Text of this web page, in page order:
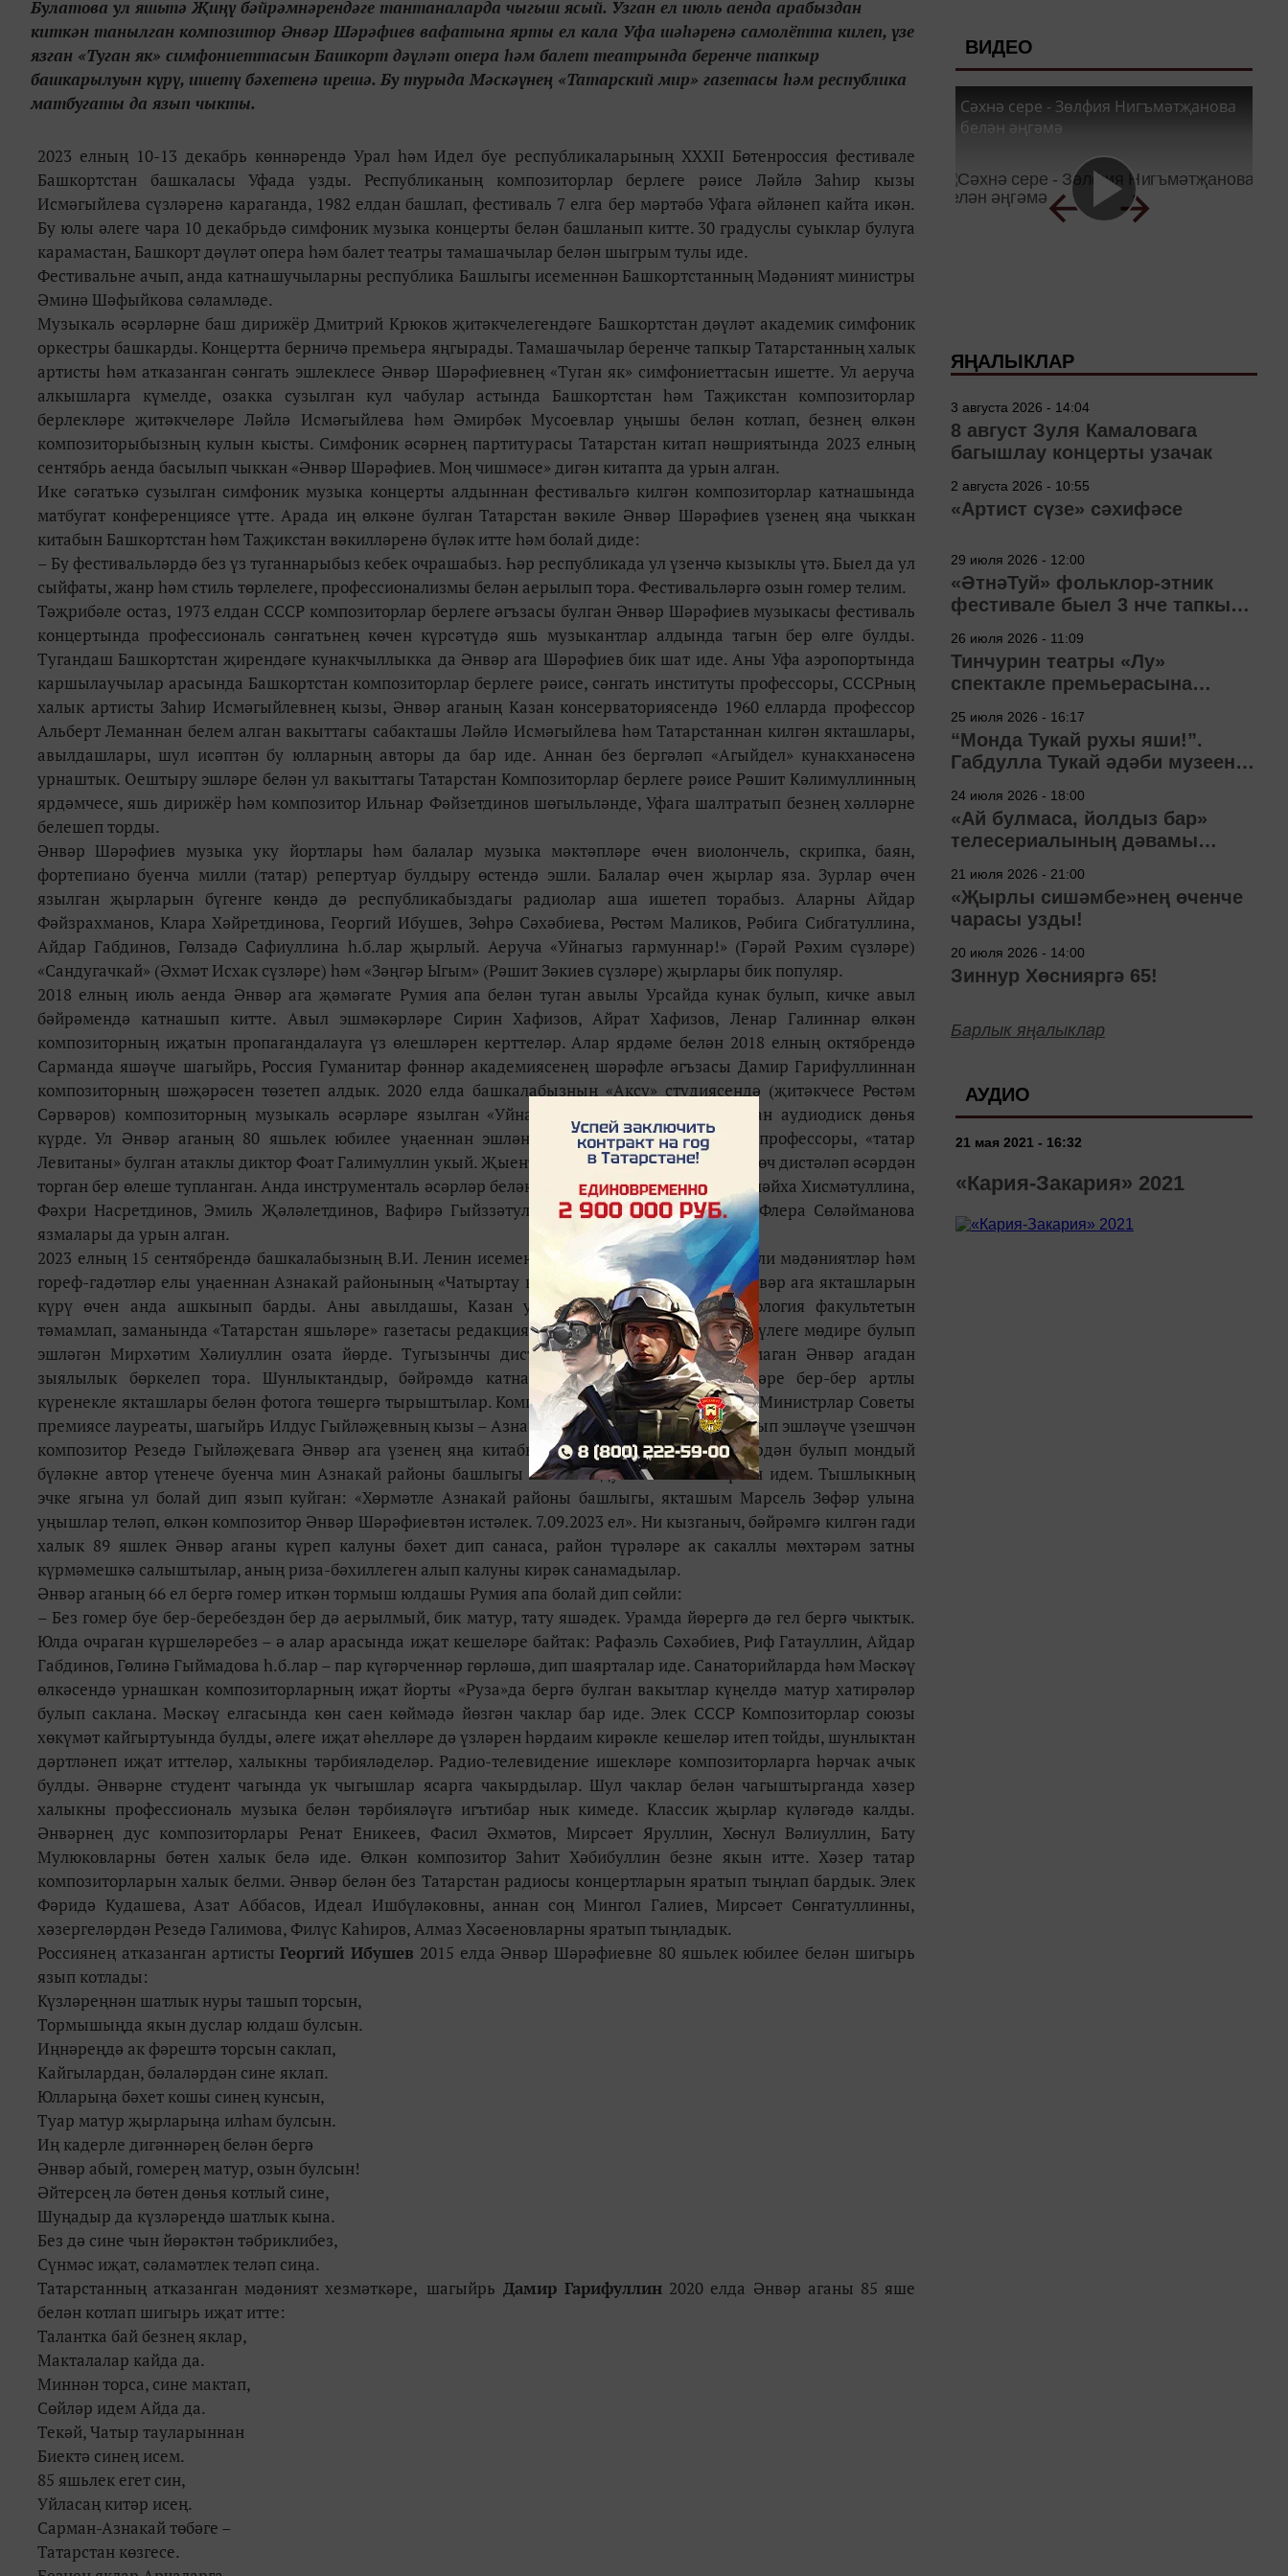
Булатова ул яшьтә Җиңү бәйрәмнәрендәге тантаналарда чыгыш ясый. Узган ел июль аенда арабыздан
киткән танылган композитор Әнвәр Шәрәфиев вафатына ярты ел кала Уфа шәһәренә самолётта килеп, үзе
язган «Туган як» симфониеттасын Башкорт дәүләт опера һәм балет театрында беренче тапкыр
башкарылуын күрү, ишетү бәхетенә ирешә. Бу турыда Мәскәүнең «Татарский мир» газетасы һәм республика
матбугаты да язып чыкты.
2023 елның 10-13 декабрь көннәрендә Урал һәм Идел буе республикаларының XXXII Бөтенроссия фестивале
Башкортстан башкаласы Уфада узды. Республиканың композиторлар берлеге рәисе Ләйлә Заһир кызы
Исмәгыйлева сүзләренә караганда, 1982 елдан башлап, фестиваль 7 елга бер мәртәбә Уфага әйләнеп кайта икән.
Бу юлы әлеге чара 10 декабрьдә симфоник музыка концерты белән башланып китте. 30 градуслы суыклар булуга
карамастан, Башкорт дәүләт опера һәм балет театры тамашачылар белән шыгрым тулы иде.
Фестивальне ачып, анда катнашучыларны республика Башлыгы исеменнән Башкортстанның Мәдәният министры
Әминә Шәфыйкова сәламләде.
Музыкаль әсәрләрне баш дирижёр Дмитрий Крюков җитәкчелегендәге Башкортстан дәүләт академик симфоник
оркестры башкарды. Концертта берничә премьера яңгырады. Тамашачылар беренче тапкыр Татарстанның халык
артисты һәм атказанган сәнгать эшлеклесе Әнвәр Шәрәфиевнең «Туган як» симфониеттасын ишетте. Ул аеруча
алкышларга күмелде, озакка сузылган кул чабулар астында Башкортстан һәм Таҗикстан композиторлар
берлекләре җитәкчеләре Ләйлә Исмәгыйлева һәм Әмирбәк Мусоевлар уңышы белән котлап, безнең өлкән
композиторыбызның кулын кысты. Симфоник әсәрнең партитурасы Татарстан китап нәшриятында 2023 елның
сентябрь аенда басылып чыккан «Әнвәр Шәрәфиев. Моң чишмәсе» дигән китапта да урын алган.
Ике сәгатькә сузылган симфоник музыка концерты алдыннан фестивальгә килгән композиторлар катнашында
матбугат конференциясе үтте. Арада иң өлкәне булган Татарстан вәкиле Әнвәр Шәрәфиев үзенең яңа чыккан
китабын Башкортстан һәм Таҗикстан вәкилләренә бүләк итте һәм болай диде:
– Бу фестивальләрдә без үз туганнарыбыз кебек очрашабыз. Һәр республикада ул үзенчә кызыклы үтә. Быел да ул
сыйфаты, жанр һәм стиль төрлелеге, профессионализмы белән аерылып тора. Фестивальләргә озын гомер телим.
Тәҗрибәле остаз, 1973 елдан СССР композиторлар берлеге әгъзасы булган Әнвәр Шәрәфиев музыкасы фестиваль
концертында профессиональ сәнгатьнең көчен күрсәтүдә яшь музыкантлар алдында тагын бер өлге булды.
Тугандаш Башкортстан җирендәге кунакчыллыкка да Әнвәр ага Шәрәфиев бик шат иде. Аны Уфа аэропортында
каршылаучылар арасында Башкортстан композиторлар берлеге рәисе, сәнгать институты профессоры, СССРның
халык артисты Заһир Исмәгыйлевнең кызы, Әнвәр аганың Казан консерваториясендә 1960 елларда профессор
Альберт Леманнан белем алган вакыттагы сабакташы Ләйлә Исмәгыйлева һәм Татарстаннан килгән якташлары,
авылдашлары, шул исәптән бу юлларның авторы да бар иде. Аннан без бергәләп «Агыйдел» кунакханәсенә
урнаштык. Оештыру эшләре белән ул вакыттагы Татарстан Композиторлар берлеге рәисе Рәшит Кәлимуллинның
ярдәмчесе, яшь дирижёр һәм композитор Ильнар Фәйзетдинов шөгыльләнде, Уфага шалтратып безнең хәлләрне
белешеп торды.
Әнвәр Шәрәфиев музыка уку йортлары һәм балалар музыка мәктәпләре өчен виолончель, скрипка, баян,
фортепиано буенча милли (татар) репертуар булдыру өстендә эшли. Балалар өчен җырлар яза. Зурлар өчен
язылган җырларын бүгенге көндә дә республикабыздагы радиолар аша ишетеп торабыз. Аларны Айдар
Фәйзрахманов, Клара Хәйретдинова, Георгий Ибушев, Зөһрә Сәхәбиева, Рөстәм Маликов, Рәбига Сибгатуллина,
Айдар Габдинов, Гөлзадә Сафиуллина һ.б.лар җырлый. Аеруча «Уйнагыз гармуннар!» (Гәрәй Рәхим сүзләре)
«Сандугачкай» (Әхмәт Исхак сүзләре) һәм «Зәңгәр Ыгым» (Рәшит Зәкиев сүзләре) җырлары бик популяр.
2018 елның июль аенда Әнвәр ага җәмәгате Румия апа белән туган авылы Урсайда кунак булып, кичке авыл
бәйрәмендә катнашып китте. Авыл эшмәкәрләре Сирин Хафизов, Айрат Хафизов, Ленар Галиннар өлкән
композиторның иҗатын пропагандалауга үз өлешләрен керттеләр. Алар ярдәме белән 2018 елның октябрендә
Сарманда яшәүче шагыйрь, Россия Гуманитар фәннәр академиясенең шәрәфле әгъзасы Дамир Гарифуллиннан
композиторның шәҗәрәсен төзетеп алдык. 2020 елда башкалабызның «Аксу» студиясендә (җитәкчесе Рөстәм
Сәрвәров) композиторның музыкаль әсәрләре язылган «Уйнагыз, гармуннар!» дип аталган аудиодиск дөнья
күрде. Ул Әнвәр аганың 80 яшьлек юбилее уңаеннан эшләнде. Анда кереш сүзне КФУ профессоры, «татар
Левитаны» булган атаклы диктор Фоат Галимуллин укый. Җыентыкта композитор иҗатының өч дистәләп әсәрдән
торган бер өлеше тупланган. Анда инструменталь әсәрләр белән бергә мәшһүр җырчылар Зөләйха Хисмәтуллина,
Фәхри Насретдинов, Эмиль Җәләлетдинов, Вафирә Гыйззәтуллина, Габдулла Рәхимкулов, Флера Сөләйманова
язмалары да урын алган.
2023 елның 15 сентябрендә башкалабызның В.И. Ленин исемендәге мәдәният сараенда милли мәдәниятләр һәм
гореф-гадәтләр елы уңаеннан Азнакай районының «Чатыртау кунак җыя» бәйрәме узды. Әнвәр ага якташларын
күрү өчен анда ашкынып барды. Аны авылдашы, Казан университетының тарих-филология факультетын
тәмамлап, заманында «Татарстан яшьләре» газетасы редакциясенең агитация-пропаганда бүлеге мөдире булып
эшләгән Мирхәтим Хәлиуллин озата йөрде. Тугызынчы дистәсен түгәрәкләргә күп калмаган Әнвәр агадан
зыялылык бөркелеп тора. Шунлыктандыр, бәйрәмдә катнашучы мәдәният хезмәткәрләре бер-бер артлы
күренекле якташлары белән фотога төшергә тырыштылар. Композиторның авылдашы, СССР Министрлар Советы
премиясе лауреаты, шагыйрь Илдус Гыйләҗевның кызы – Азнакайда музыка укытучысы булып эшләүче үзешчән
композитор Резедә Гыйләҗевага Әнвәр ага үзенең яңа китабын да бүләк итте. Беренчеләрдән булып мондый
бүләкне автор үтенече буенча мин Азнакай районы башлыгы М.З. Шәйдуллинга тапшырган идем. Тышлыкның
эчке ягына ул болай дип язып куйган: «Хөрмәтле Азнакай районы башлыгы, якташым Марсель Зөфәр улына
уңышлар теләп, өлкән композитор Әнвәр Шәрәфиевтән истәлек. 7.09.2023 ел». Ни кызганыч, бәйрәмгә килгән гади
халык 89 яшлек Әнвәр аганы күреп калуны бәхет дип санаса, район түрәләре ак сакаллы мөхтәрәм затны
күрмәмешкә салыштылар, аның риза-бәхиллеген алып калуны кирәк санамадылар.
Әнвәр аганың 66 ел бергә гомер иткән тормыш юлдашы Румия апа болай дип сөйли:
– Без гомер буе бер-беребездән бер дә аерылмый, бик матур, тату яшәдек. Урамда йөрергә дә гел бергә чыктык.
Юлда очраган күршеләребез – ә алар арасында иҗат кешеләре байтак: Рафаэль Сәхәбиев, Риф Гатауллин, Айдар
Габдинов, Гөлинә Гыймадова һ.б.лар – пар күгәрченнәр гөрләшә, дип шаярталар иде. Санаторийларда һәм Мәскәү
өлкәсендә урнашкан композиторларның иҗат йорты «Руза»да бергә булган вакытлар күңелдә матур хатирәләр
булып саклана. Мәскәү елгасында көн саен көймәдә йөзгән чаклар бар иде. Элек СССР Композиторлар союзы
хөкүмәт кайгыртуында булды, әлеге иҗат әһелләре дә үзләрен һәрдаим кирәкле кешеләр итеп тойды, шунлыктан
дәртләнеп иҗат иттеләр, халыкны тәрбияләделәр. Радио-телевидение ишекләре композиторларга һәрчак ачык
булды. Әнвәрне студент чагында ук чыгышлар ясарга чакырдылар. Шул чаклар белән чагыштырганда хәзер
халыкны профессиональ музыка белән тәрбияләүгә игътибар нык кимеде. Классик җырлар күләгәдә калды.
Әнвәрнең дус композиторлары Ренат Еникеев, Фасил Әхмәтов, Мирсәет Яруллин, Хөснул Вәлиуллин, Бату
Мулюковларны бөтен халык белә иде. Өлкән композитор Заһит Хәбибуллин безне якын итте. Хәзер татар
композиторларын халык белми. Әнвәр белән без Татарстан радиосы концертларын яратып тыңлап бардык. Элек
Фәридә Кудашева, Азат Аббасов, Идеал Ишбүләковны, аннан соң Мингол Галиев, Мирсәет Сөнгатуллинны,
хәзергеләрдән Резедә Галимова, Филүс Каһиров, Алмаз Хәсәеновларны яратып тыңладык.
Россиянең атказанган артистыГеоргий Ибушев 2015 елда Әнвәр Шәрәфиевне 80 яшьлек юбилее белән шигырь
язып котлады:
Күзләреңнән шатлык нуры ташып торсын,
Тормышыңда якын дуслар юлдаш булсын.
Иңнәреңдә ак фәрештә торсын саклап,
Кайгылардан, бәлаләрдән сине яклап.
Юлларыңа бәхет кошы синең кунсын,
Туар матур җырларыңа илһам булсын.
Иң кадерле дигәннәрең белән бергә
Әнвәр абый, гомерең матур, озын булсын!
Әйтерсең лә бөтен дөнья котлый сине,
Шуңадыр да күзләреңдә шатлык кына.
Без дә сине чын йөрәктән тәбриклибез,
Сүнмәс иҗат, сәламәтлек теләп сиңа.
Татарстанның атказанган мәдәният хезмәткәре, шагыйрь Дамир Гарифуллин 2020 елда Әнвәр аганы 85 яше
белән котлап шигырь иҗат итте:
Талантка бай безнең яклар,
Макталалар кайда да.
Миннән торса, сине мактап,
Сөйләр идем Айда да.
Текәй, Чатыр тауларыннан
Биектә синең исем.
85 яшьлек егет син,
Уйласаң китәр исең.
Сарман-Азнакай төбәге –
Татарстан көзгесе.
ВИДЕО
Сәхнә сере - Зөлфия Нигъмәтҗанова
белән әңгәмә
ЯҢАЛЫКЛАР
3 августа 2026 - 14:04
8 август Зуля Камаловага
багышлау концерты узачак
2 августа 2026 - 10:55
«Артист сүзе» сәхифәсе
29 июля 2026 - 12:00
«ӘтнәТуй» фольклор-этник
фестивале быел 3 нче тапкыр
26 июля 2026 - 11:09
Тинчурин театры «Лу»
спектакле премьерасына
25 июля 2026 - 16:17
“Монда Тукай рухы яши!”.
Габдулла Тукай әдәби музеена
24 июля 2026 - 18:00
«Ай булмаса, йолдыз бар»
телесериалының дәвамы
21 июля 2026 - 21:00
«Җырлы сишәмбе»нең өченче
чарасы узды!
20 июля 2026 - 14:00
Зиннур Хөснияргә 65!
Барлык яңалыклар
АУДИО
21 мая 2021 - 16:32
«Кария-Закария» 2021